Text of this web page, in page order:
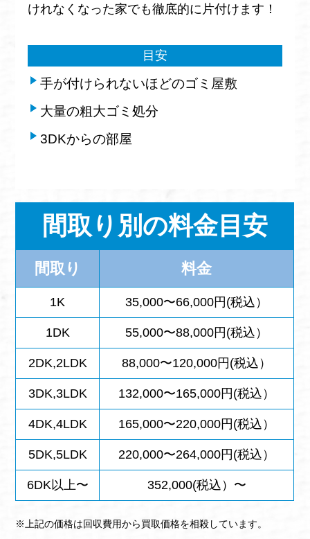
けれなくなった家でも徹底的に片付けます！
目安
手が付けられないほどのゴミ屋敷
大量の粗大ゴミ処分
3DKからの部屋
間取り別の料金目安
間取り 料金
1K 35,000〜66,000円(税込）
1DK 55,000〜88,000円(税込）
2DK,2LDK 88,000〜120,000円(税込）
3DK,3LDK 132,000〜165,000円(税込）
4DK,4LDK 165,000〜220,000円(税込）
5DK,5LDK 220,000〜264,000円(税込）
6DK以上〜 352,000(税込）〜
※上記の価格は回収費用から買取価格を相殺しています。